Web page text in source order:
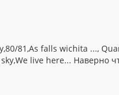
81,As falls wichita ...,
live here... Наверно